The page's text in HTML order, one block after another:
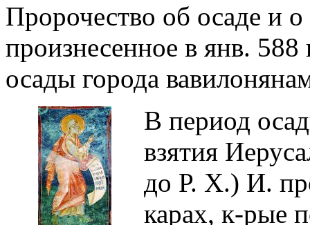
Пророчество об осаде и
произнесенное в янв.
осады города
В период
взятия
до Р. Х.) И.
карах, к-рые